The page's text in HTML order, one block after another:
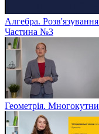
Алгебра.
Частина №3
Геометрія.